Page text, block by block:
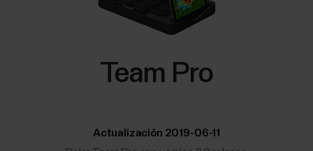
Team Pro
Actualización 2019-06-11